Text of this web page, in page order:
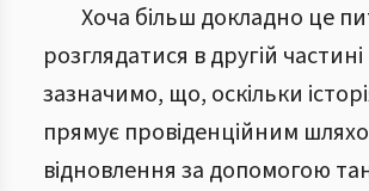
Хоча більш докладно це
розглядатися в другій
зазначимо, що, оскільки
прямує провіденційним
відновлення за допомогою